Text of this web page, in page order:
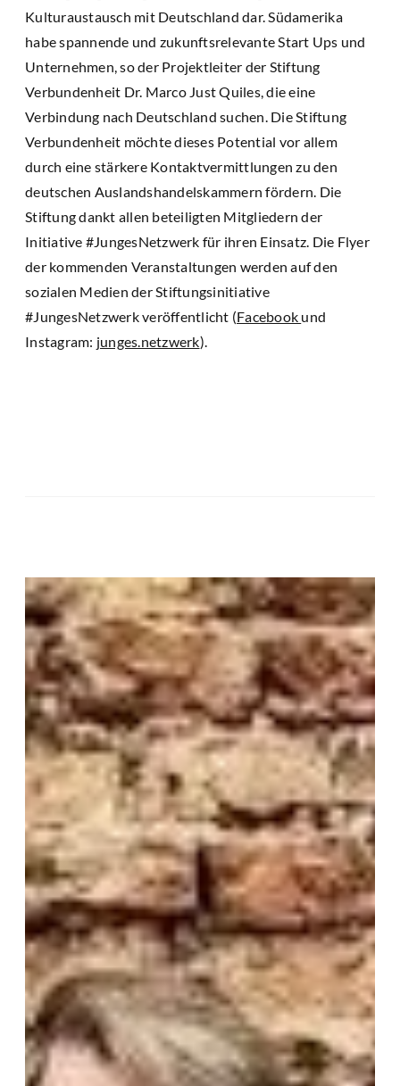
Kulturaustausch mit Deutschland dar. Südamerika
habe spannende und zukunftsrelevante Start Ups und
Unternehmen, so der Projektleiter der Stiftung
Verbundenheit Dr. Marco Just Quiles, die eine
Verbindung nach Deutschland suchen. Die Stiftung
Verbundenheit möchte dieses Potential vor allem
durch eine stärkere Kontaktvermittlungen zu den
deutschen Auslandshandelskammern fördern. Die
Stiftung dankt allen beteiligten Mitgliedern der
Initiative #JungesNetzwerk für ihren Einsatz. Die Flyer
der kommenden Veranstaltungen werden auf den
sozialen Medien der Stiftungsinitiative
#JungesNetzwerk veröffentlicht (Facebook und
Instagram: junges.netzwerk).